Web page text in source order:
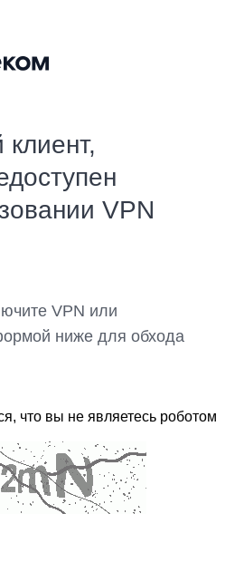
VPN
VPN или
ниже для обхода
что вы не являетесь роботом